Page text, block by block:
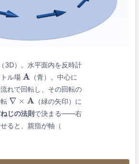
3D）。水平面内を反時計
ル場 A
（青）。中心に
れで回転し、その回転の
∇× A
（緑の矢印）に
じの法則で決まる——右
ると、親指が軸（